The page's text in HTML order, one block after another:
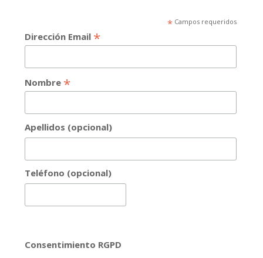
*Campos requeridos
Dirección Email *
Nombre *
Apellidos (opcional)
Teléfono (opcional)
Consentimiento RGPD